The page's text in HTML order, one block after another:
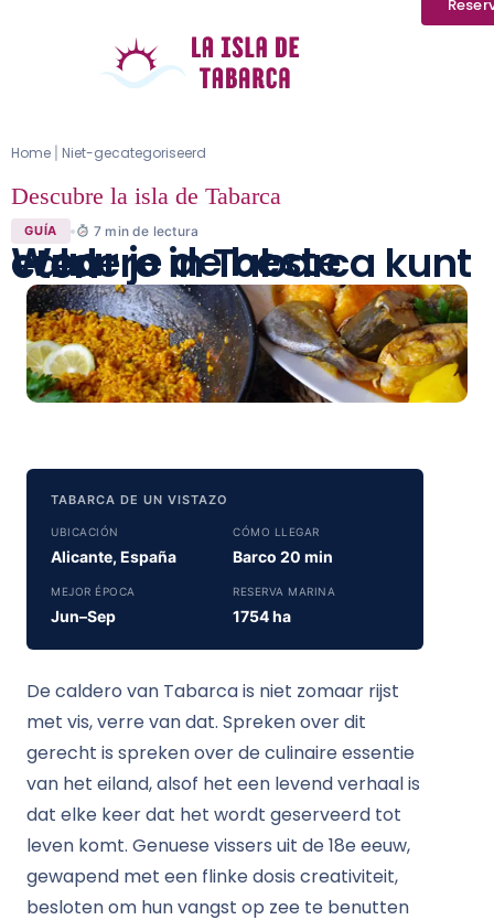
Home Niet-gecategoriseerd
Descubre la isla de Tabarca
GUÍA 7 min de lectura
Waar je de beste caldero in Tabarca kunt eten
TABARCA DE UN VISTAZO
UBICACIÓN
Alicante, España
CÓMO LLEGAR
Barco 20 min
MEJOR ÉPOCA
Jun–Sep
RESERVA MARINA
1754 ha
De caldero van Tabarca is niet zomaar rijst
met vis, verre van dat. Spreken over dit
gerecht is spreken over de culinaire essentie
van het eiland, alsof het een levend verhaal is
dat elke keer dat het wordt geserveerd tot
leven komt. Genuese vissers uit de 18e eeuw,
gewapend met een flinke dosis creativiteit,
besloten om hun vangst op zee te benutten